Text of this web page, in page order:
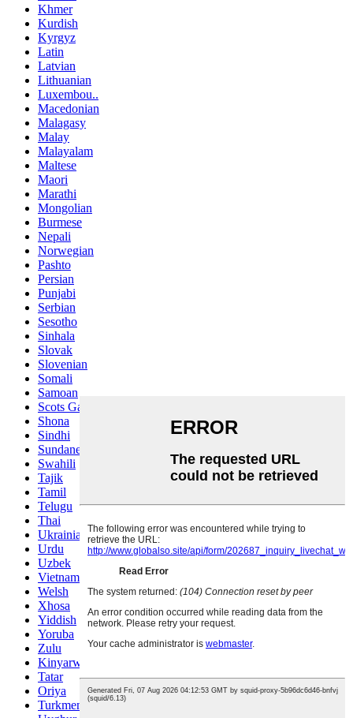
Khmer
Kurdish
Kyrgyz
Latin
Latvian
Lithuanian
Luxembou..
Macedonian
Malagasy
Malay
Malayalam
Maltese
Maori
Marathi
Mongolian
Burmese
Nepali
Norwegian
Pashto
Persian
Punjabi
Serbian
Sesotho
Sinhala
Slovak
Slovenian
Somali
Samoan
Scots Gaelic
Shona
Sindhi
Sundanese
Swahili
Tajik
Tamil
Telugu
Thai
Ukrainian
Urdu
Uzbek
Vietnamese
Welsh
Xhosa
Yiddish
Yoruba
Zulu
Kinyarwanda
Tatar
Oriya
Turkmen